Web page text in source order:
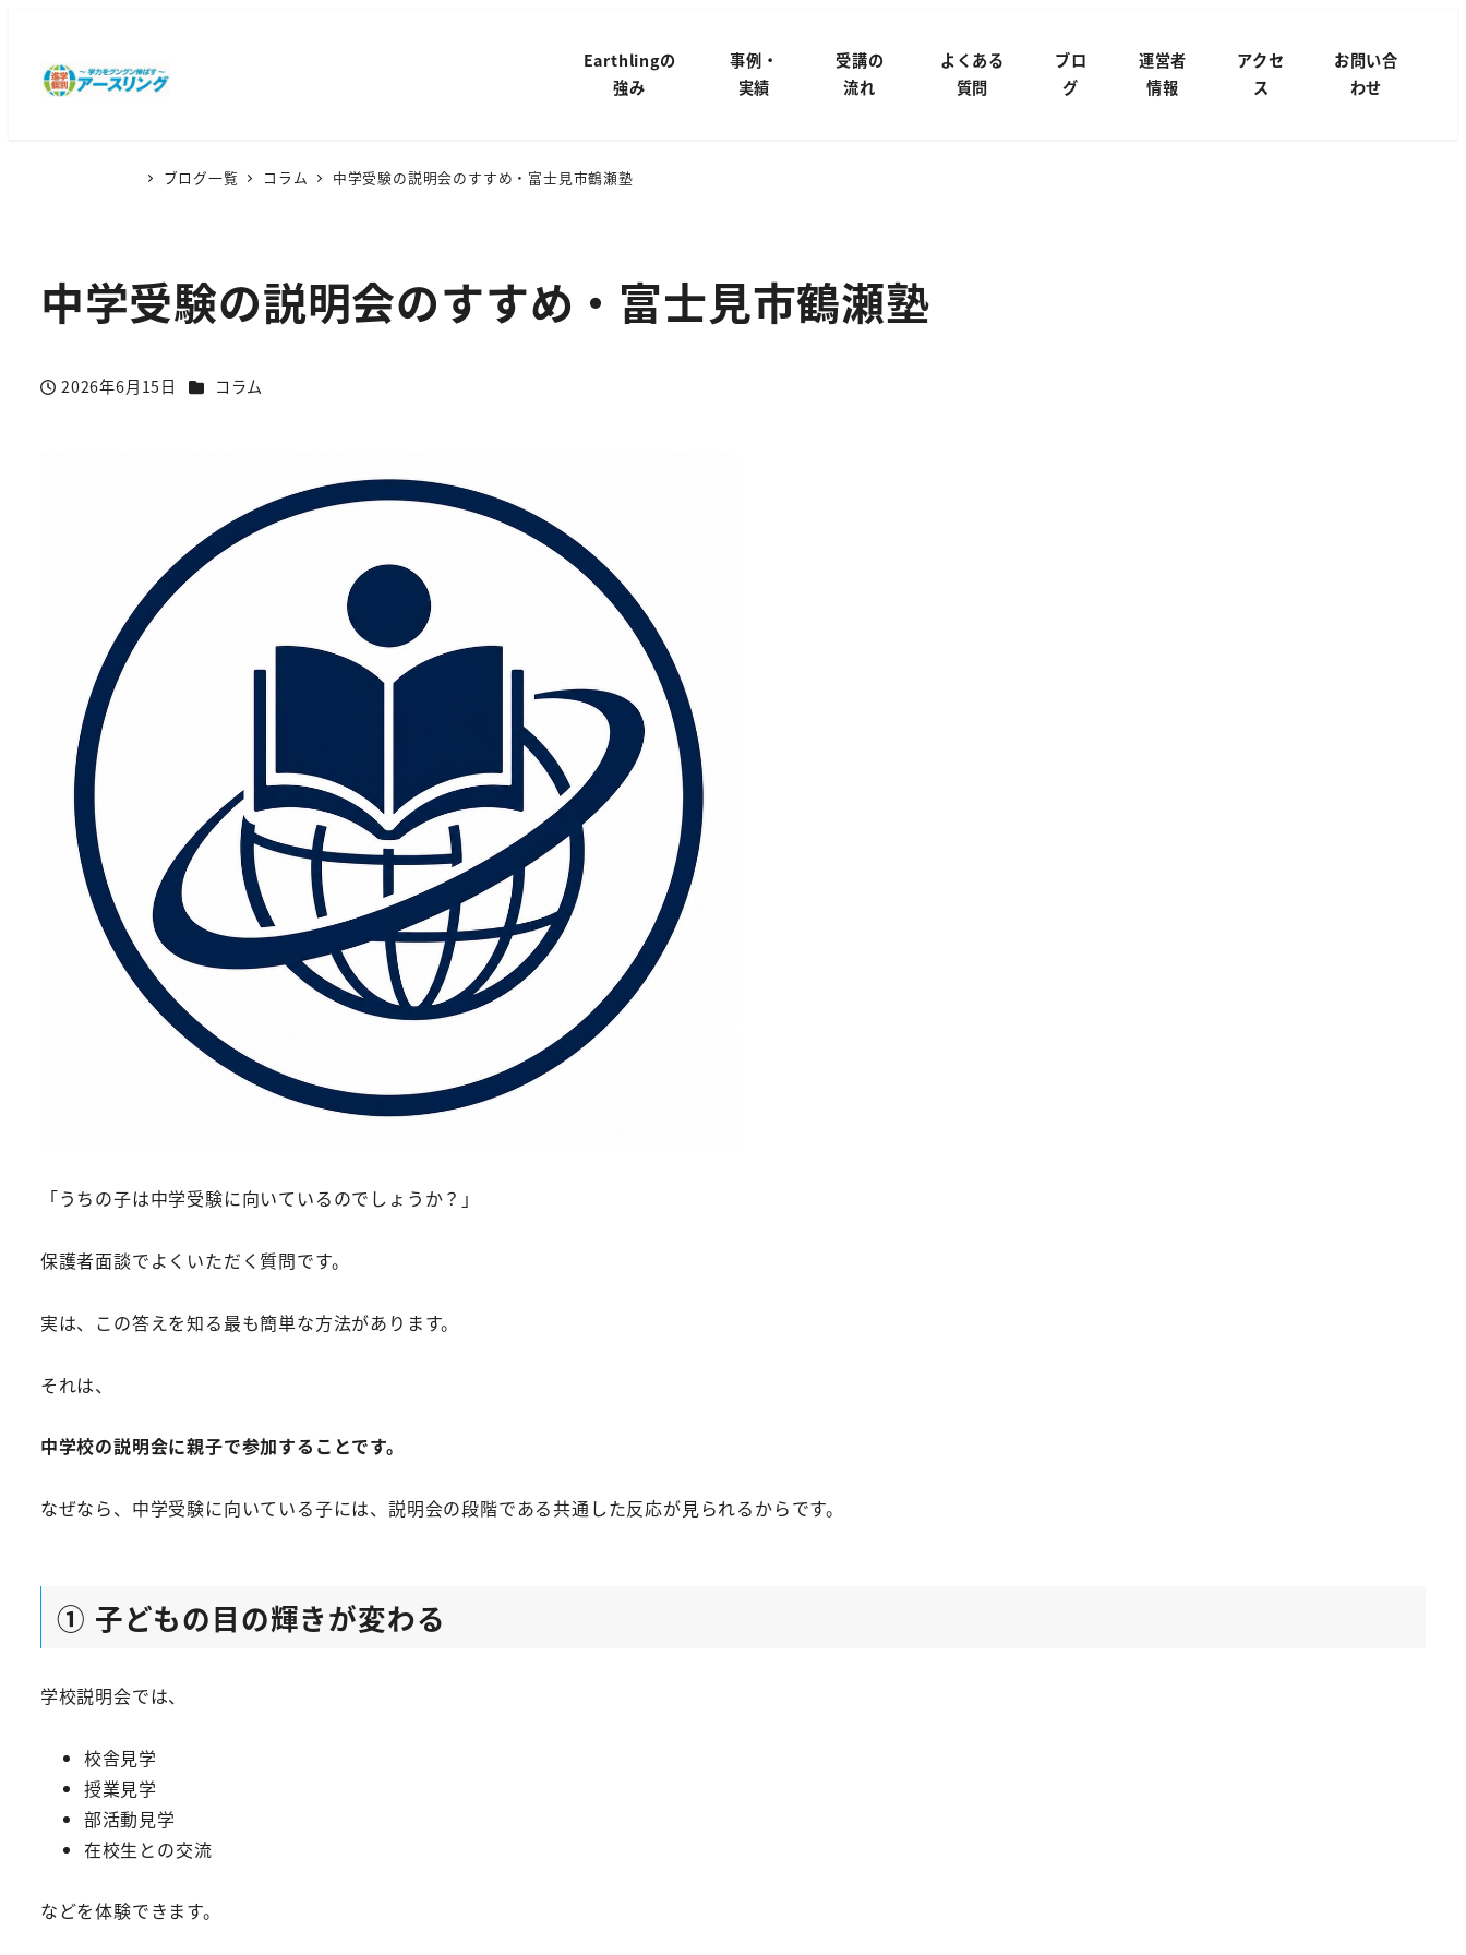
Earthlingの
強み
事例・
実績
受講の
流れ
よくある
質問
ブロ
グ
運営者
情報
アクセ
ス
お問い合
わせ
ブログ一覧 コラム 中学受験の説明会のすすめ・富士見市鶴瀬塾
中学受験の説明会のすすめ・富士見市鶴瀬塾
投稿日
2026年6月15日 カテゴリー
コラム
「うちの子は中学受験に向いているのでしょうか？」
保護者面談でよくいただく質問です。
実は、この答えを知る最も簡単な方法があります。
それは、
中学校の説明会に親子で参加することです。
なぜなら、中学受験に向いている子には、説明会の段階である共通した反応が見られるからです。
① 子どもの目の輝きが変わる
学校説明会では、
校舎見学
授業見学
部活動見学
在校生との交流
などを体験できます。